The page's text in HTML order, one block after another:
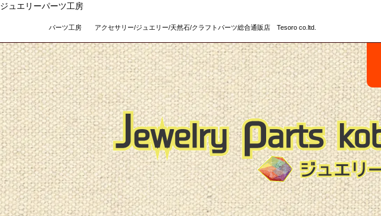
ジュエリーパーツ工房
パーツ工房 アクセサリー/ジュエリー/天然石/クラフトパーツ総合通販店 Tesoro co.ltd.